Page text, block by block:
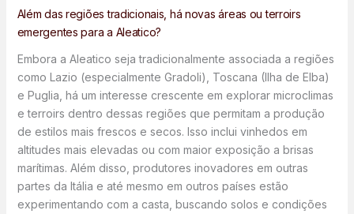
Além das regiões tradicionais, há novas áreas ou terroirs
emergentes para a Aleatico?
Embora a Aleatico seja tradicionalmente associada a regiões
como Lazio (especialmente Gradoli), Toscana (Ilha de Elba)
e Puglia, há um interesse crescente em explorar microclimas
e terroirs dentro dessas regiões que permitam a produção
de estilos mais frescos e secos. Isso inclui vinhedos em
altitudes mais elevadas ou com maior exposição a brisas
marítimas. Além disso, produtores inovadores em outras
partes da Itália e até mesmo em outros países estão
experimentando com a casta, buscando solos e condições